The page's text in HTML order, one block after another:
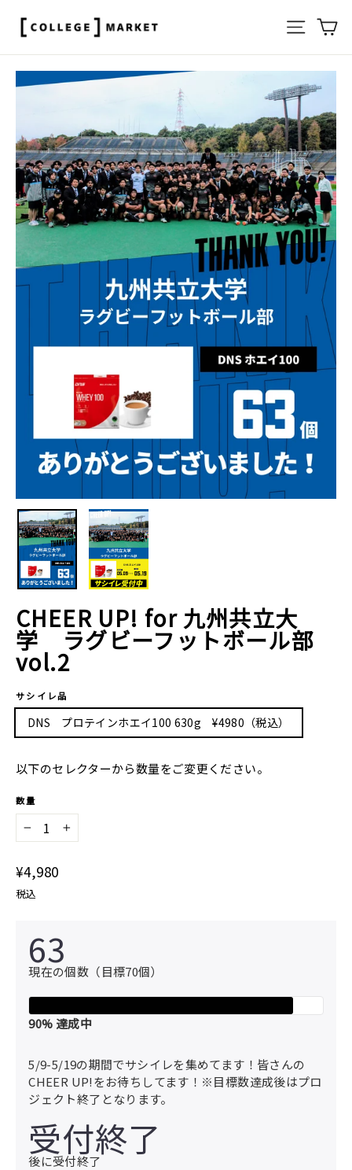
プ
サイト
CHEER UP! for 九州共立大
学 ラグビーフットボール部
vol.2
サシイレ品
DNS プロテインホエイ100 630g ¥4980（税込）
以下のセレクターから数量をご変更ください。
数量
−
+
通
常
価
¥4,980
税込
63
現在の個数（目標70個）
90% 達成中
5/9-5/19の期間でサシイレを集めてます！皆さんの
CHEER UP!をお待ちしてます！※目標数達成後はプロ
ジェクト終了となります。
受付終了
後に受付終了